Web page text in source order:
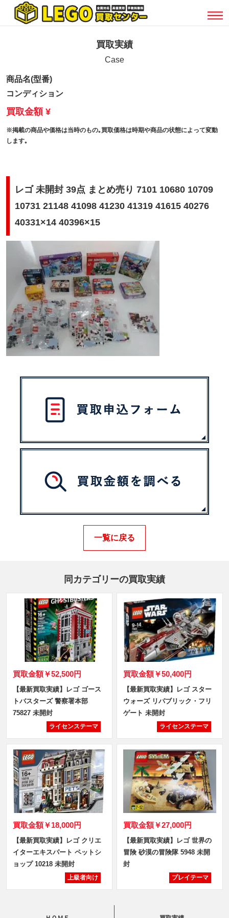
買取実績
Case
商品名(型番)
コンディション
買取金額 ¥
※掲載の商品や価格は当時のもの｡買取価格は時期や商品の状態によって変動
します｡
レゴ 未開封 39点 まとめ売り 7101 10680 10709
10731 21148 41098 41230 41319 41615 40276
40331×14 40396×15
一覧に戻る
同カテゴリーの買取実績
買取金額￥52,500円
【最新買取実績】レゴ ゴース
トバスターズ 警察署本部
75827 未開封
ライセンステーマ
買取金額￥50,400円
【最新買取実績】レゴ スター
ウォーズ リパブリック・フリ
ゲート 未開封
ライセンステーマ
買取金額￥18,000円
【最新買取実績】レゴ クリエ
イターエキスパート ペットシ
ョップ 10218 未開封
上級者向け
買取金額￥27,000円
【最新買取実績】レゴ 世界の
冒険 砂漠の冒険隊 5948 未開
封
プレイテーマ